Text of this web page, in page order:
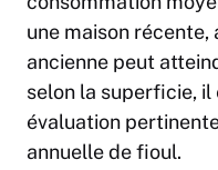
une maison récente,
ancienne peut
selon la superficie,
évaluation
annuelle de fioul.